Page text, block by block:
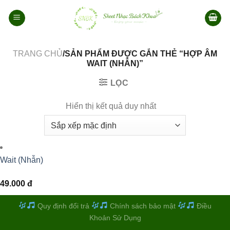
qua
TRANG CHỦ/SẢN PHẨM ĐƯỢC GẮN THẺ “HỢP ÂM
WAIT (NHẪN)”
LỌC
Hiển thị kết quả duy nhất
Wait (Nhẫn)
49.000 đ
Quy định đổi trả Chính sách bảo mật
Điều
Khoản Sử Dụng